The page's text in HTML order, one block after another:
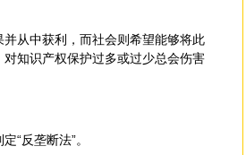
从中获利，而社会则希望能够将此
知识产权保护过多或过少总会伤害
“反垄断法”。